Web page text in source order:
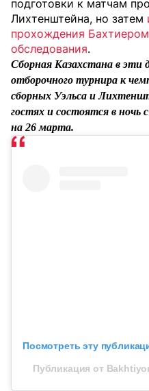
подготовки к матчам
Лихтенштейна, но затем
прохождения
обследования.
Сборная Казахстана в эти
отборочного турнира к
сборных Уэльса и
гостях и состоятся в ночь
на 26 марта.
Посмотреть эту
Публикация от